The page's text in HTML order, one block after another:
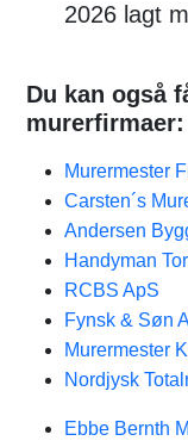
2026 lagt
Du kan også
murerfirmaer:
Murermester
Carsten´s
Andersen
Handyman
RCBS ApS
Fynsk & Søn
Murermester
Nordjysk
Ebbe Bernth